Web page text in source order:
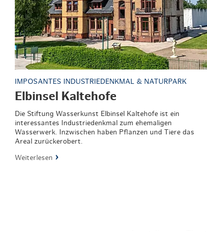
IMPOSANTES INDUSTRIEDENKMAL & NATURPARK
Elbinsel Kaltehofe
Die Stiftung Wasserkunst Elbinsel Kaltehofe ist ein
interessantes Industriedenkmal zum ehemaligen
Wasserwerk. Inzwischen haben Pflanzen und Tiere das
Areal zurückerobert.
Weiterlesen